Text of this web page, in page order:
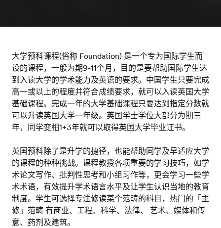
大学预科课程(俗称 Foundation) 是一个专为国际学生而
设的课程，一般为期9-11个月，目的是要帮助国际学生达
到入读大学的学术能力及英语的要求。中国学生只要完成
高一或以上的程度并符合成绩要求，就可以入读英国大学
基础课程。完成一年的大学基础课程只要达到指定分数就
可以升读英国大学一年级。英国学士学位大部分为期三
年，同学变相1+3年就可以取得英国大学毕业证书。
英国预科除了是升学的捷径，也能帮助同学及早适应大学
的课程的种种挑战。课程教授各项重要的学习技巧，如学
术论文写作、批判性思考和小组习作等，更会学习一些学
术术语，有效提升学术语言水平及让学生认识当地的教育
制度。学生可选择专注修读某个范畴的科目，热门的「主
修」范畴 有商业、工程、科学、法律、 艺术、媒体和传
意、药剂及建筑。